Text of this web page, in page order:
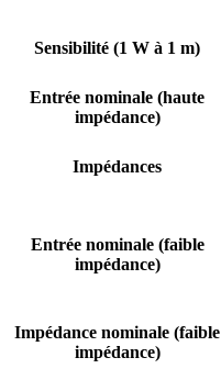
Sensibilité (1 W à 1 m)
Entrée nominale (haute
impédance)
Impédances
Entrée nominale (faible
impédance)
Impédance nominale (faible
impédance)